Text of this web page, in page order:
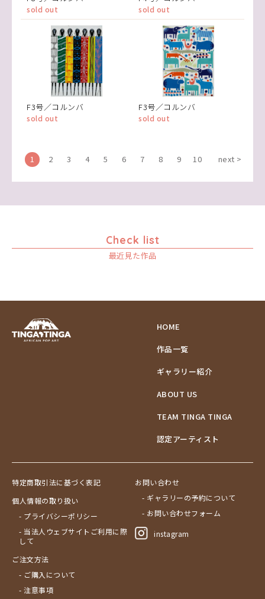
sold out sold out
F3号／コルンバ
sold out
F3号／コルンバ
sold out
1 2 3 4 5 6 7 8 9 10 next >
Check list
最近見た作品
HOME
作品一覧
ギャラリー紹介
ABOUT US
TEAM TINGA TINGA
認定アーティスト
特定商取引法に基づく表記
個人情報の取り扱い
- プライバシーポリシー
- 当法人ウェブサイトご利用に際
して
ご注文方法
- ご購入について
- 注意事項
お問い合わせ
- ギャラリーの予約について
- お問い合わせフォーム
instagram